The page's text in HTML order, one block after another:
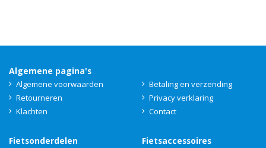
Algemene pagina's
Algemene voorwaarden
Betaling en verzending
Retourneren
Privacy verklaring
Klachten
Contact
Fietsonderdelen Fietsaccessoires